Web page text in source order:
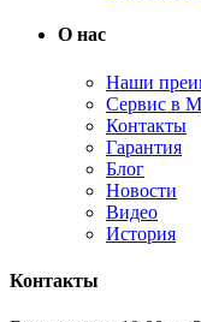
О нас
Наши
Сервис в
Контакты
Гарантия
Блог
Новости
Видео
История
Контакты